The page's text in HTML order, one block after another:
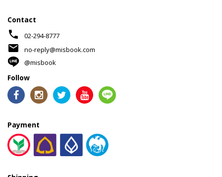
Contact
phone 02-294-8777
mail
no-reply@misbook.com
@misbook
Follow
Payment